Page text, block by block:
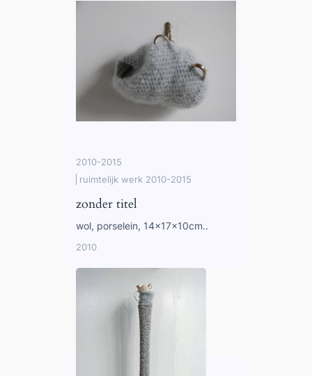
2010-2015
ruimtelijk werk 2010-2015
zonder titel
wol, porselein, 14x17x10cm..
2010